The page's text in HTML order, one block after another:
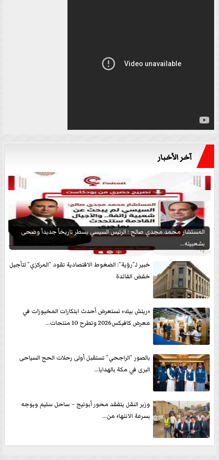
آخر الأخبار
المستشار محمد مجدي صالح : الرئيس السيسي يسطر تاريخاً جديداً وضحى
بشعبيته...
خبير لـ”رؤية”: الضغوط الاقتصادية تقود ”المركزي” لتأجيل
خفض الفائدة
«ريتش بيك» تستعرض أحدث ابتكارات المخبوزات في
معرض كافيكس2026 وتطرح 10 منتجات...
بالصور ”الراجحي” تستقبل أولى رحلات الحج السياحى
البرى في مكة بالهدايا...
وزير النقل يتفقد محور أبوتيج – ساحل سليم ويوجه
بسرعة الانتهاء من...